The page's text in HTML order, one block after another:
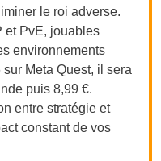
le roi adverse.
et PvE, jouables
environnements
Meta Quest, il sera
puis 8,99 €.
entre stratégie et
constant de vos